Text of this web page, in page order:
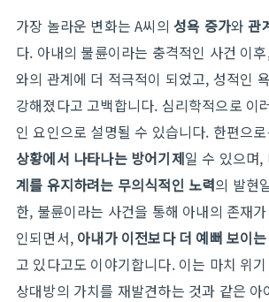
가장 놀라운 변화는 A씨의 성욕 증가와관
다. 아내의 불륜이라는 충격적인 사건 이
와의 관계에 더 적극적이 되었고, 성적인
강해졌다고 고백합니다. 심리학적으로 이
인 요인으로 설명될 수 있습니다. 한편으
상황에서 나타나는 방어기제일 수 있으며
계를 유지하려는 무의식적인 노력의 발현
한, 불륜이라는 사건을 통해 아내의 존재
인되면서, 아내가 이전보다 더 예뻐 보이
고 있다고도 이야기합니다. 이는 마치 위
상대방의 가치를 재발견하는 것과 같은 아